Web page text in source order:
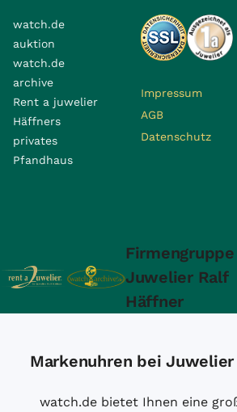
watch.de
auktion
watch.de
archive
Rent a juwelier
Häffners
privates
Pfandhaus
Impressum
AGB
Datenschutz
Firmengruppe
Juwelier Ralf
Häffner
Markenuhren bei
watch.de bietet Ihnen eine